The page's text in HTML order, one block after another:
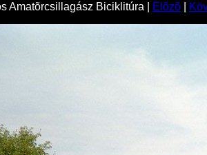
Amatõrcsillagász Biciklitúra | Elõzõ